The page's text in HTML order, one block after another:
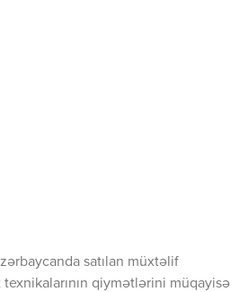
satılan müxtəlif
qiymətlərini müqayisə